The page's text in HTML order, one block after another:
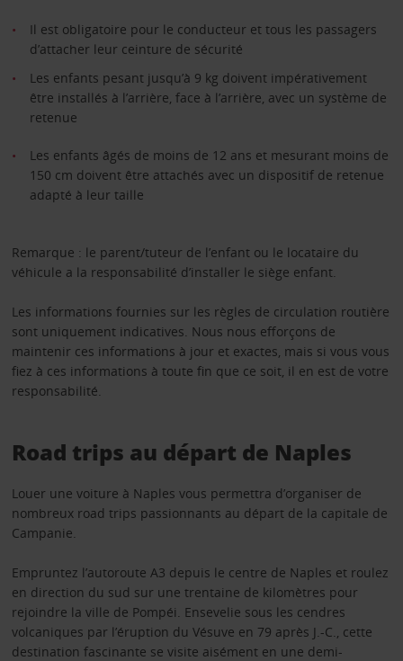
Il est obligatoire pour le conducteur et tous les passagers
d’attacher leur ceinture de sécurité
Les enfants pesant jusqu’à 9 kg doivent impérativement
être installés à l’arrière, face à l’arrière, avec un système de
retenue
Les enfants âgés de moins de 12 ans et mesurant moins de
150 cm doivent être attachés avec un dispositif de retenue
adapté à leur taille
Remarque : le parent/tuteur de l’enfant ou le locataire du
véhicule a la responsabilité d’installer le siège enfant.
Les informations fournies sur les règles de circulation routière
sont uniquement indicatives. Nous nous efforçons de
maintenir ces informations à jour et exactes, mais si vous vous
fiez à ces informations à toute fin que ce soit, il en est de votre
responsabilité.
Road trips au départ de Naples
Louer une voiture à Naples vous permettra d’organiser de
nombreux road trips passionnants au départ de la capitale de
Campanie.
Empruntez l’autoroute A3 depuis le centre de Naples et roulez
en direction du sud sur une trentaine de kilomètres pour
rejoindre la ville de Pompéi. Ensevelie sous les cendres
volcaniques par l’éruption du Vésuve en 79 après J.-C., cette
destination fascinante se visite aisément en une demi-